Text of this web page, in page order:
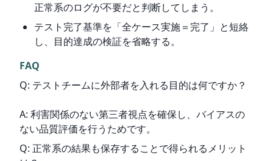
正常系のログが不要だと判断してしまう。
テスト完了基準を「全ケース実施＝完了」と短絡
し、目的達成の検証を省略する。
FAQ
Q: テストチームに外部者を入れる目的は何ですか？
A: 利害関係のない第三者視点を確保し、バイアスの
ない品質評価を行うためです。
Q: 正常系の結果も保存することで得られるメリット